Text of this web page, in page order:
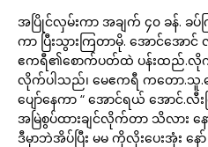
အပြိုင်လှမ်းကာ အချက် ၄၀ ခန်. ခပ်
ကာ ပြီးသွားကြတာမို. အောင်အော
ဧကရီ၏စောက်ပတ်ထဲ ပန်းထည်.လို
လိုက်ပါသည်၊ မေဧကရီ ကတော.သူ.
ပျော်နေကာ “ အောင်ရယ် အောင်.
အမြဲစွပ်ထားချင်လိုက်တာ သိလား န
ဒီမှာဘဲအိပ်ပြီး မမ ကိုလိုးပေးအုံး န